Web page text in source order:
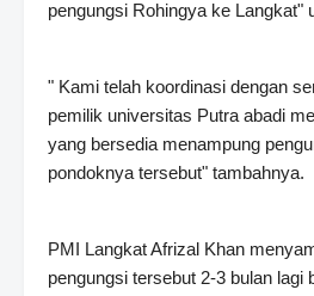
pengungsi Rohingya ke Langkat"
" Kami telah koordinasi dengan
pemilik universitas Putra abadi
yang bersedia menampung
pondoknya tersebut" tambahnya.
PMI Langkat Afrizal Khan
pengungsi tersebut 2-3 bulan lagi